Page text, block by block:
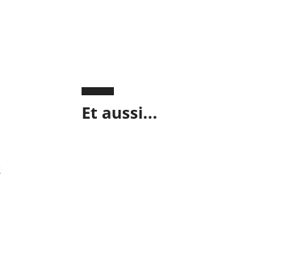
Et aussi...